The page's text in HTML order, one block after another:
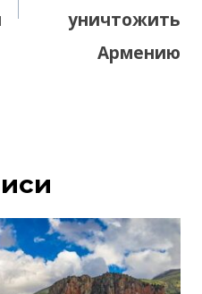
уничтожить
Армению